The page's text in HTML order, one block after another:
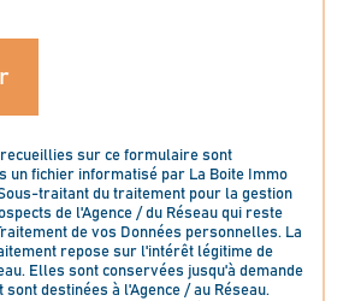
sur ce formulaire sont
un fichier informatisé par La Boite Immo
traitant du traitement pour la gestion
de l'Agence / du Réseau qui reste
de vos Données personnelles. La
repose sur l'intérêt légitime de
Elles sont conservées jusqu'à demande
destinées à l'Agence / au Réseau.